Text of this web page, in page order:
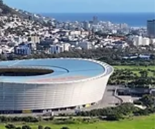
pura dell'Africa, un paese
selvaggia...